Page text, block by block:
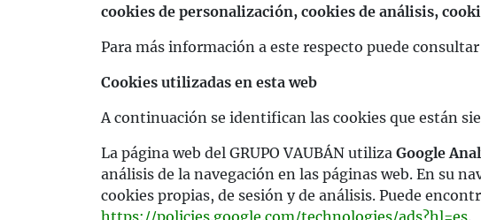
cookies de personalización, cookies de análisis,
Para más información a este respecto puede
Cookies utilizadas en esta web
A continuación se identifican las cookies que están
La página web del GRUPO VAUBÁN utiliza Google
análisis de la navegación en las páginas web. En su
cookies propias, de sesión y de análisis. Puede
https://policies.google.com/technologies/ads?hl=es.